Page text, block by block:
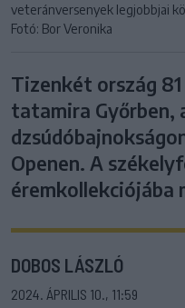
veteránversenyek legjobbjai
Fotó: Bor Veronika
Tizenkét ország
tatamira Győrben,
Openen. A
éremkollekciójába
DOBOS LÁSZLÓ
2024. ÁPRILIS 10., 11:59